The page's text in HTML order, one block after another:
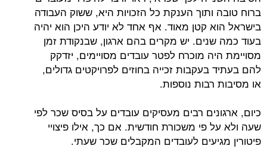
ברוח טובה ותוך הענקת כל הזכויות היא, ששוק העבודה
בישראל הוא קטן מאוד. אף אחד לא יודע היכן הוא יהיה
בעוד כמה שנים. יש מקרים בהם ארגון, שבנקודת זמן
מסויימת היה מוכרח לפטר עובדים מסויימים, יזדקק
להם בעתיד בעקבות זכייה בחוזים לפרויקטים גדולים,
או מסיבות רבות נוספות.
כיום, ארגונים רבים מעסיקים עובדים על בסיס שכר לפי
שעה ולא על פי משכורת חודשית. אם כך, אילו פיצויי
פיטורין מגיעים לעובדים המקבלים שכר שעתי.